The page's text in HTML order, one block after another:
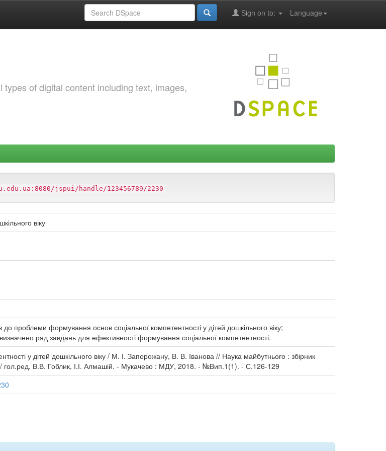
Language
Sign on to:
of digital content including text, images,
jspui/handle/123456789/2230
віку
до проблеми формування основ соціальної компетентності у дітей дошкільного віку;
ряд завдань для ефективності формування соціальної компетентності.
у дітей дошкільного віку / М. І. Запорожану, В. В. Іванова // Наука майбутнього : збірник
/ гол.ред. В.В. Гоблик, І.І. Алмашій. - Мукачево : МДУ, 2018. - №Вип.1(1). - С.126-129